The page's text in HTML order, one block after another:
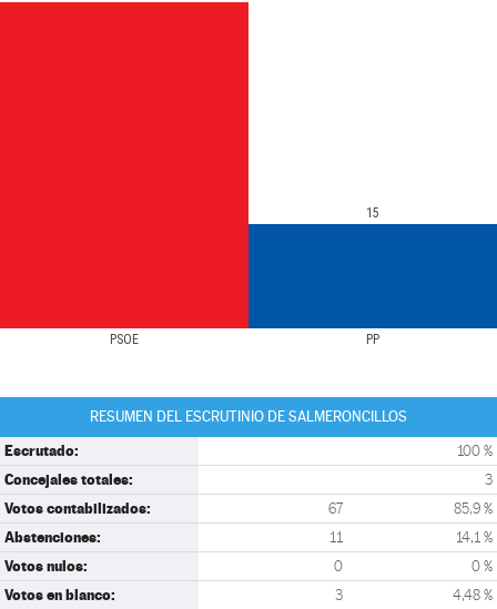
PSOE PP
15
RESUMEN DEL ESCRUTINIO DE SALMERONCILLOS
Escrutado: 100 %
Concejales totales: 3
Votos contabilizados: 67 85,9 %
Abstenciones: 11 14,1 %
Votos nulos: 0 0 %
Votos en blanco: 3 4,48 %